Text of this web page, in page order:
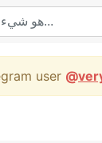
user @